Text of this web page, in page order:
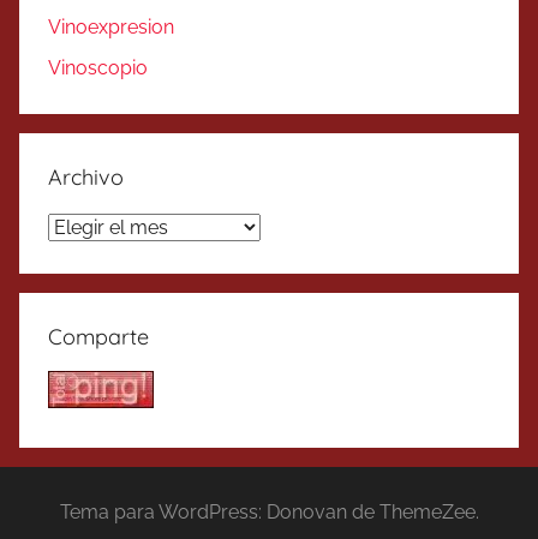
Vinoexpresion
Vinoscopio
Archivo
Archivo
Comparte
Tema para WordPress: Donovan de ThemeZee.